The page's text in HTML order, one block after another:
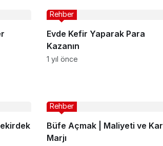
Evde Kefir Yaparak Para
Kazanın
Rehber
1 yıl önce
Büfe Açmak | Maliyeti ve Kar
Marjı
Rehber